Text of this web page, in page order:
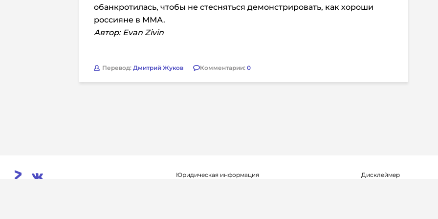
обанкротилась, чтобы не стесняться демонстрировать, как хороши
россияне в ММА.
Автор: Evan Zivin
Перевод: Дмитрий Жуков Комментарии: 0
Юридическая информация Дисклеймер